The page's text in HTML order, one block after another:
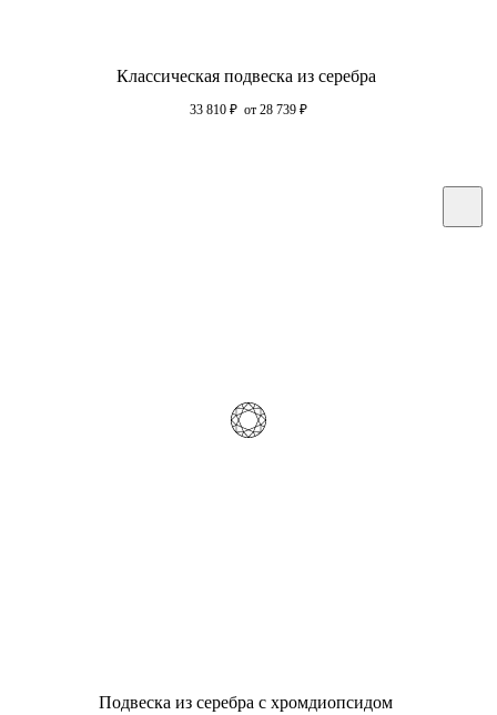
Классическая подвеска из серебра
33 810 ₽ от 28 739 ₽
Подвеска из серебра с хромдиопсидом